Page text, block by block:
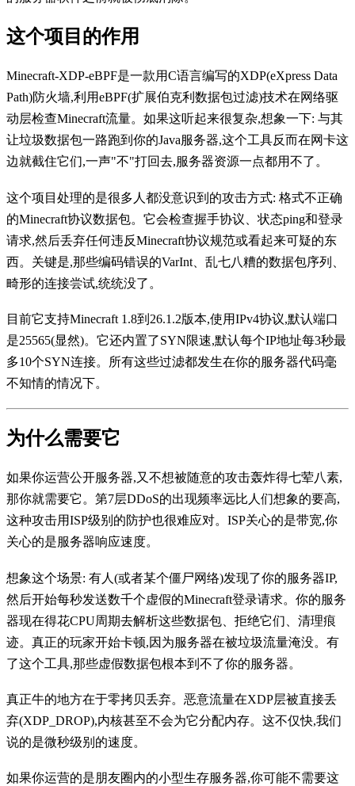
这个项目的作用
Minecraft-XDP-eBPF是一款用C语言编写的XDP(eXpress Data
Path)防火墙,利用eBPF(扩展伯克利数据包过滤)技术在网络驱
动层检查Minecraft流量。如果这听起来很复杂,想象一下: 与其
让垃圾数据包一路跑到你的Java服务器,这个工具反而在网卡这
边就截住它们,一声"不"打回去,服务器资源一点都用不了。
这个项目处理的是很多人都没意识到的攻击方式: 格式不正确
的Minecraft协议数据包。它会检查握手协议、状态ping和登录
请求,然后丢弃任何违反Minecraft协议规范或看起来可疑的东
西。关键是,那些编码错误的VarInt、乱七八糟的数据包序列、
畸形的连接尝试,统统没了。
目前它支持Minecraft 1.8到26.1.2版本,使用IPv4协议,默认端口
是25565(显然)。它还内置了SYN限速,默认每个IP地址每3秒最
多10个SYN连接。所有这些过滤都发生在你的服务器代码毫
不知情的情况下。
为什么需要它
如果你运营公开服务器,又不想被随意的攻击轰炸得七荤八素,
那你就需要它。第7层DDoS的出现频率远比人们想象的要高,
这种攻击用ISP级别的防护也很难应对。ISP关心的是带宽,你
关心的是服务器响应速度。
想象这个场景: 有人(或者某个僵尸网络)发现了你的服务器IP,
然后开始每秒发送数千个虚假的Minecraft登录请求。你的服务
器现在得花CPU周期去解析这些数据包、拒绝它们、清理痕
迹。真正的玩家开始卡顿,因为服务器在被垃圾流量淹没。有
了这个工具,那些虚假数据包根本到不了你的服务器。
真正牛的地方在于零拷贝丢弃。恶意流量在XDP层被直接丢
弃(XDP_DROP),内核甚至不会为它分配内存。这不仅快,我们
说的是微秒级别的速度。
如果你运营的是朋友圈内的小型生存服务器,你可能不需要这